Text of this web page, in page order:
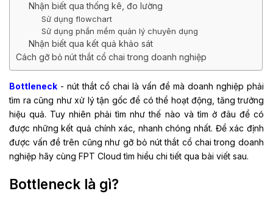
Nhận biết qua thống kê, đo lường
Sử dụng flowchart
Sử dụng phần mềm quản lý chuyên dụng
Nhận biết qua kết quả khảo sát
Cách gỡ bỏ nút thắt cổ chai trong doanh nghiệp
Bottleneck - nút thắt cổ chai là vấn đề mà doanh nghiệp phải
tìm ra cũng như xử lý tận gốc để có thể hoạt động, tăng trưởng
hiệu quả. Tuy nhiên phải tìm như thế nào và tìm ở đâu để có
được những kết quả chính xác, nhanh chóng nhất. Để xác định
được vấn đề trên cũng như gỡ bỏ nút thắt cổ chai trong doanh
nghiệp hãy cùng FPT Cloud tìm hiểu chi tiết qua bài viết sau.
Bottleneck là gì?